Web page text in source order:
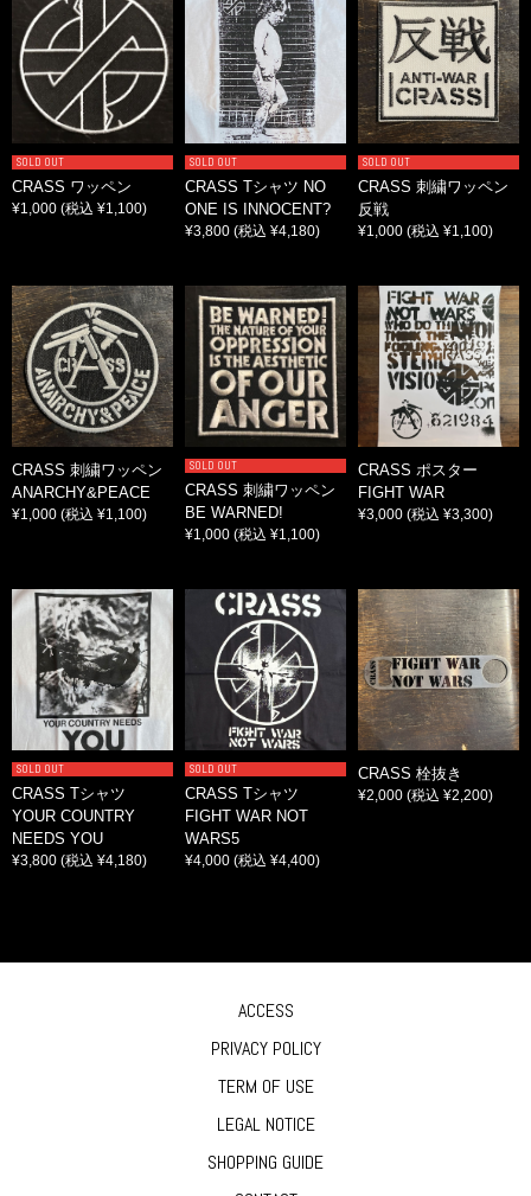
SOLD OUT
CRASS ワッペン
¥1,000 (税込 ¥1,100)
SOLD OUT
CRASS Tシャツ NO
ONE IS INNOCENT?
¥3,800 (税込 ¥4,180)
SOLD OUT
CRASS 刺繍ワッペン
反戦
¥1,000 (税込 ¥1,100)
CRASS 刺繍ワッペン
ANARCHY&PEACE
¥1,000 (税込 ¥1,100)
SOLD OUT
CRASS 刺繍ワッペン
BE WARNED!
¥1,000 (税込 ¥1,100)
CRASS ポスター
FIGHT WAR
¥3,000 (税込 ¥3,300)
SOLD OUT
CRASS Tシャツ
YOUR COUNTRY
NEEDS YOU
¥3,800 (税込 ¥4,180)
SOLD OUT
CRASS Tシャツ
FIGHT WAR NOT
WARS5
¥4,000 (税込 ¥4,400)
CRASS 栓抜き
¥2,000 (税込 ¥2,200)
ACCESS
PRIVACY POLICY
TERM OF USE
LEGAL NOTICE
SHOPPING GUIDE